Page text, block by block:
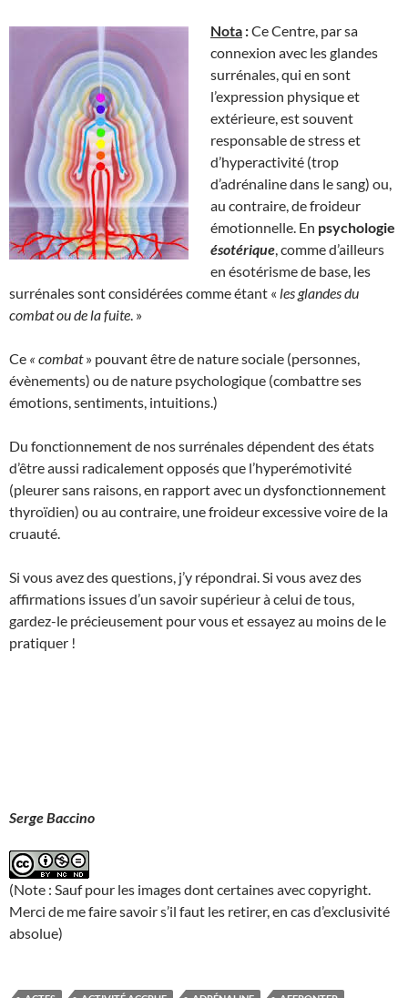
Nota :Ce Centre, par sa
connexion avec les glandes
surrénales, qui en sont
l’expression physique et
extérieure, est souvent
responsable de stress et
d’hyperactivité (trop
d’adrénaline dans le sang) ou,
au contraire, de froideur
émotionnelle. En psychologie
ésotérique, comme d’ailleurs
en ésotérisme de base, les
surrénales sont considérées comme étant « les glandes du
combat ou de la fuite. »
Ce « combat» pouvant être de nature sociale (personnes,
évènements) ou de nature psychologique (combattre ses
émotions, sentiments, intuitions.)
Du fonctionnement de nos surrénales dépendent des états
d’être aussi radicalement opposés que l’hyperémotivité
(pleurer sans raisons, en rapport avec un dysfonctionnement
thyroïdien) ou au contraire, une froideur excessive voire de la
cruauté.
Si vous avez des questions, j’y répondrai. Si vous avez des
affirmations issues d’un savoir supérieur à celui de tous,
gardez-le précieusement pour vous et essayez au moins de le
pratiquer !
Serge Baccino
(Note : Sauf pour les images dont certaines avec copyright.
Merci de me faire savoir s’il faut les retirer, en cas d’exclusivité
absolue)